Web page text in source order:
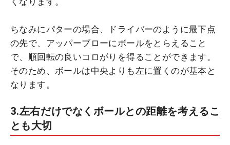
ちなみにパターの場合、ドライバーのように最下点
の先で、アッパーブローにボールをとらえること
で、順回転の良いコロがりを得ることができます。
そのため、ボールは中央よりも左に置くのが基本と
なります。
3.左右だけでなくボールとの距離を考えるこ
とも大切